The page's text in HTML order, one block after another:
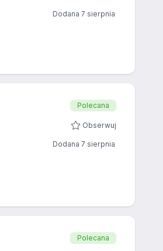
Dodana 7 sierpnia
Polecana
Obserwuj
Dodana 7 sierpnia
Polecana